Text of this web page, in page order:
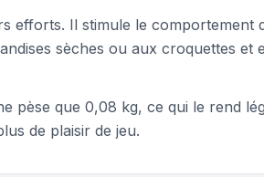
efforts. Il stimule le comportement
sèches ou aux croquettes et
pèse que 0,08 kg, ce qui le rend
de plaisir de jeu.